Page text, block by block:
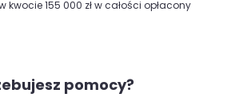
kwocie 155 000 zł w całości opłacony
pomocy?